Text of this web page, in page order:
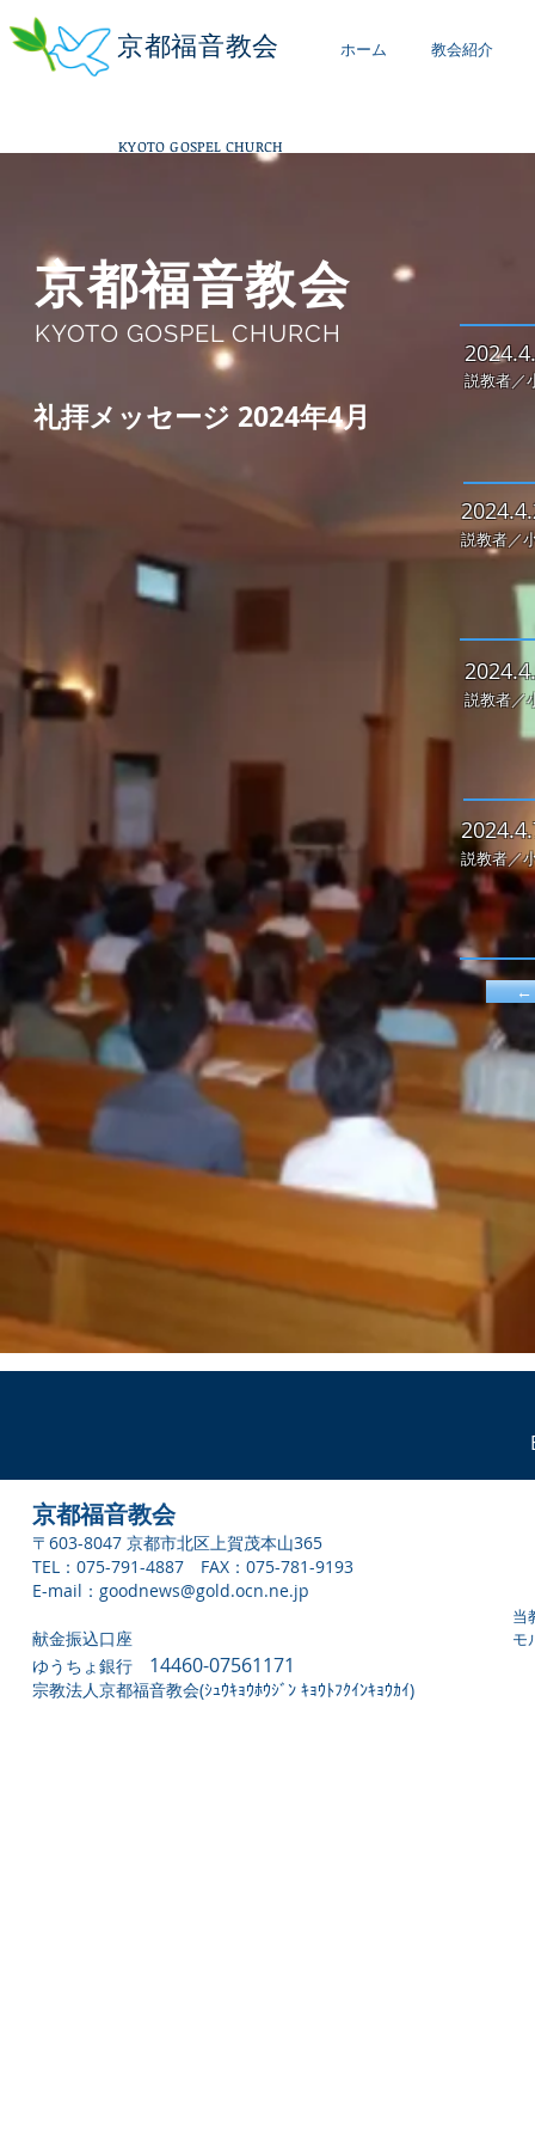
京都福音教会 ホーム 教会紹介
KYOTO GOSPEL CHURCH
京都福音教会
KYOTO GOSPEL CHURCH
​礼拝メッセージ 2024年4月
2
説教者／
2
説教者／
2
説教者／
2
説教者／
←
京都福音教会
〒603-8047 京都市北区上賀茂本山365
TEL：075-791-4887 FAX：075-781-9193
E-mail： goodnews@gold.ocn.ne.jp
献金振込口座
ゆうちょ銀行 14460-07561171
宗教法人京都福音教会(ｼｭｳｷｮｳﾎｳｼﾞﾝ ｷｮｳﾄﾌｸｲﾝｷｮｳｶｲ)
当
モ